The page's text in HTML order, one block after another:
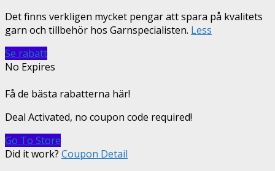
Det finns verkligen mycket pengar att spara på kvalitets
garn och tillbehör hos Garnspecialisten. Less
Se rabatt
No Expires
Få de bästa rabatterna här!
Deal Activated, no coupon code required!
Go To Store
Did it work? Coupon Detail